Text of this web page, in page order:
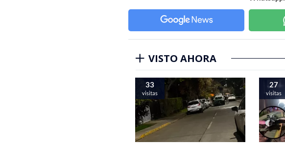
VISTO AHORA
33
visitas
27
visitas